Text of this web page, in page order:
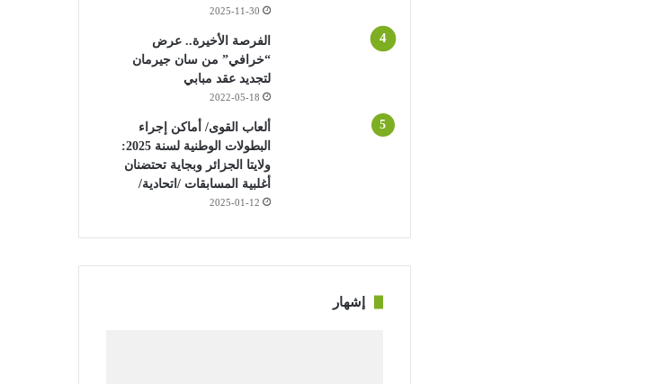
2025-11-30
الفرصة الأخيرة.. عرض
“خرافي” من سان جيرمان
لتجديد عقد مبابي
2022-05-18
ألعاب القوى/ أماكن إجراء
البطولات الوطنية لسنة 2025:
ولايتا الجزائر وبجاية تحتضنان
أغلبية المسابقات /اتحادية/
2025-01-12
إشهار